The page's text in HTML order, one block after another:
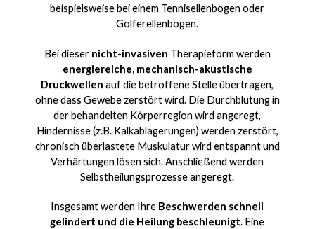
beispielsweise bei einem Tennisellenbogen oder
Golferellenbogen.
Bei dieser nicht-invasiven Therapieform werden
energiereiche, mechanisch-akustische
Druckwellen auf die betroffene Stelle übertragen,
ohne dass Gewebe zerstört wird. Die Durchblutung in
der behandelten Körperregion wird angeregt,
Hindernisse (z.B. Kalkablagerungen) werden zerstört,
chronisch überlastete Muskulatur wird entspannt und
Verhärtungen lösen sich. Anschließend werden
Selbstheilungsprozesse angeregt.
Insgesamt werden Ihre Beschwerden schnell
gelindert und die Heilung beschleunigt. Eine